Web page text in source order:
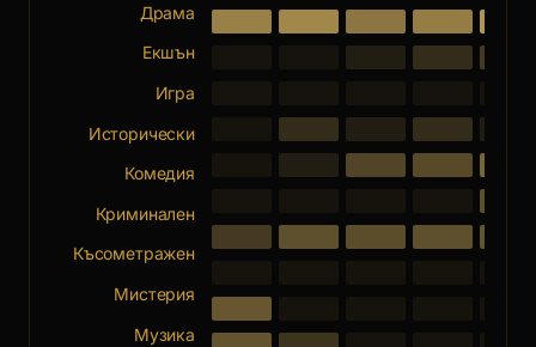
Драма
Екшън
Игра
Исторически
Комедия
Криминален
Късометражен
Мистерия
Музика